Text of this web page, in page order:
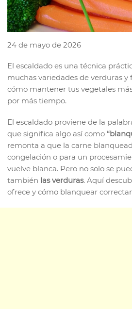
24 de mayo de 2026
El escaldado es una técnica
muchas variedades de verduras y
cómo mantener tus vegetales
por más tiempo.
El escaldado proviene de la
que significa algo así como
remonta a que la carne
congelación o para un
vuelve blanca. Pero no solo se
también las verduras. Aquí
ofrece y cómo blanquear